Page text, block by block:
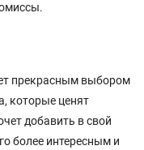
прекрасным выбором
которые ценят
добавить в свой
более интересным и